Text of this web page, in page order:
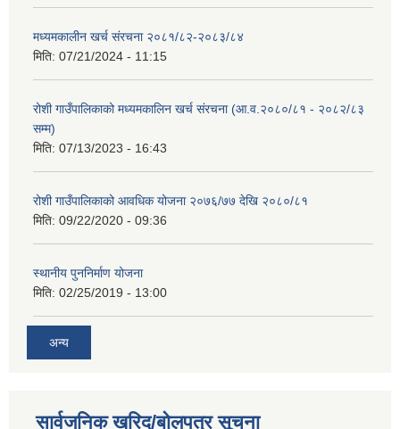
मध्यमकालीन खर्च संरचना २०८१/८२-२०८३/८४
मिति: 07/21/2024 - 11:15
रोशी गाउँपालिकाको मध्यमकालिन खर्च संरचना (आ.व.२०८०/८१ - २०८२/८३
सम्म)
मिति: 07/13/2023 - 16:43
रोशी गाउँपालिकाको आवधिक योजना २०७६/७७ देखि २०८०/८१
मिति: 09/22/2020 - 09:36
स्थानीय पुननिर्माण योजना
मिति: 02/25/2019 - 13:00
अन्य
सार्वजनिक खरिद/बोलपत्र सूचना